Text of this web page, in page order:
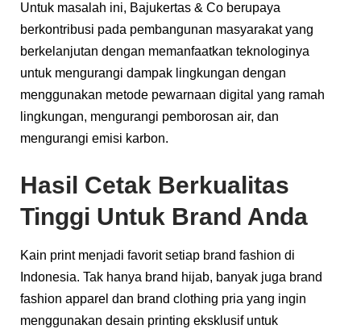
Untuk masalah ini, Bajukertas & Co berupaya
berkontribusi pada pembangunan masyarakat yang
berkelanjutan dengan memanfaatkan teknologinya
untuk mengurangi dampak lingkungan dengan
menggunakan metode pewarnaan digital yang ramah
lingkungan, mengurangi pemborosan air, dan
mengurangi emisi karbon.
Hasil Cetak Berkualitas
Tinggi Untuk Brand Anda
Kain print menjadi favorit setiap brand fashion di
Indonesia. Tak hanya brand hijab, banyak juga brand
fashion apparel dan brand clothing pria yang ingin
menggunakan desain printing eksklusif untuk